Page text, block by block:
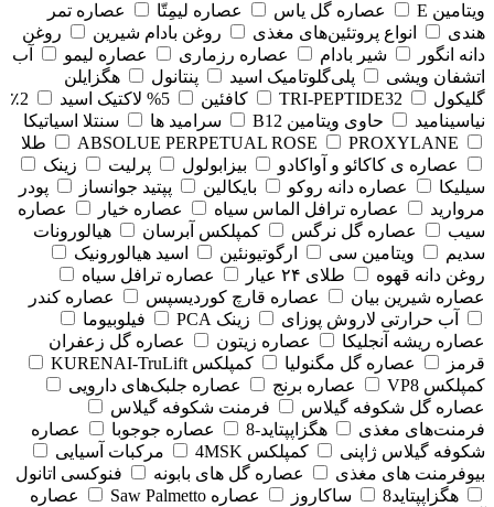
ویتامین E
عصاره گل یاس عصاره لیمِتّا
عصاره تمر
هندی
انواع پروتئین‌های مغذی روغن بادام شیرین
روغن
دانه انگور
شیر بادام عصاره رزماری عصاره لیمو
آب
اتشفان ویشی
پلی‌گلوتامیک اسید پنتانول
هگزایلن
گلیکول
TRI-PEPTIDE32 کافئین 5% لاکتیک اسید
2٪
نیاسینامید
حاوی ویتامین B12 سرامید ها
سنتلا اسیاتیکا
ABSOLUE PERPETUAL ROSE
PROXYLANE
طلا
عصاره ی کاکائو و آواکادو
بیزابولول پرلیت
زینک
سیلیکا
عصاره دانه روکو بایکالین پپتید جوانساز
پودر
مروارید
عصاره ترافل الماس سیاه عصاره خیار
عصاره
سیب
عصاره گل نرگس کمپلکس آبرسان
هیالورونات
سدیم
ویتامین سی ارگوتیونئین
اسید هیالورونیک
روغن دانه قهوه
طلای ۲۴ عیار
عصاره ترافل سیاه
عصاره شیرین بیان
عصاره قارچ کوردیسپس
عصاره کندر
آب حرارتی لاروش پوزای
زینک PCA
فیلوبیوما
عصاره ریشه آنجلیکا
عصاره زیتون
عصاره گل زعفران
قرمز
عصاره گل مگنولیا
کمپلکس KURENAI-TruLift
کمپلکس VP8
عصاره برنج
عصاره جلبک‌های دارویی
عصاره گل شکوفه گیلاس
فرمنت شکوفه گیلاس
فرمنت‌های مغذی
هگزاپپتاید-8 عصاره جوجوبا
عصاره
شکوفه گیلاس ژاپنی
کمپلکس 4MSK
مرکبات آسیایی
بیوفرمنت های مغذی
عصاره گل های بابونه
فنوکسی اتانول
هگزاپپتاید8
ساکاروز عصاره Saw Palmetto
عصاره